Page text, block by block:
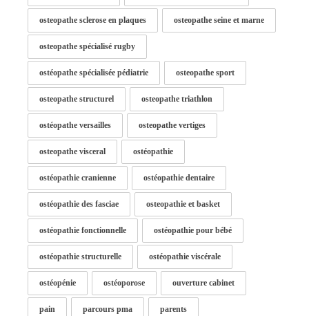
osteopathe sclerose en plaques osteopathe seine et marne
osteopathe spécialisé rugby
ostéopathe spécialisée pédiatrie osteopathe sport
osteopathe structurel osteopathe triathlon
ostéopathe versailles osteopathe vertiges
osteopathe visceral ostéopathie
ostéopathie cranienne ostéopathie dentaire
ostéopathie des fasciae osteopathie et basket
ostéopathie fonctionnelle ostéopathie pour bébé
ostéopathie structurelle ostéopathie viscérale
ostéopénie ostéoporose ouverture cabinet
pain parcours pma parents